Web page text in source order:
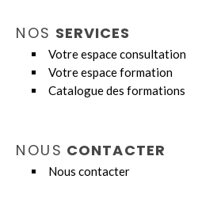
NOS SERVICES
Votre espace consultation
Votre espace formation
Catalogue des formations
NOUS CONTACTER
Nous contacter